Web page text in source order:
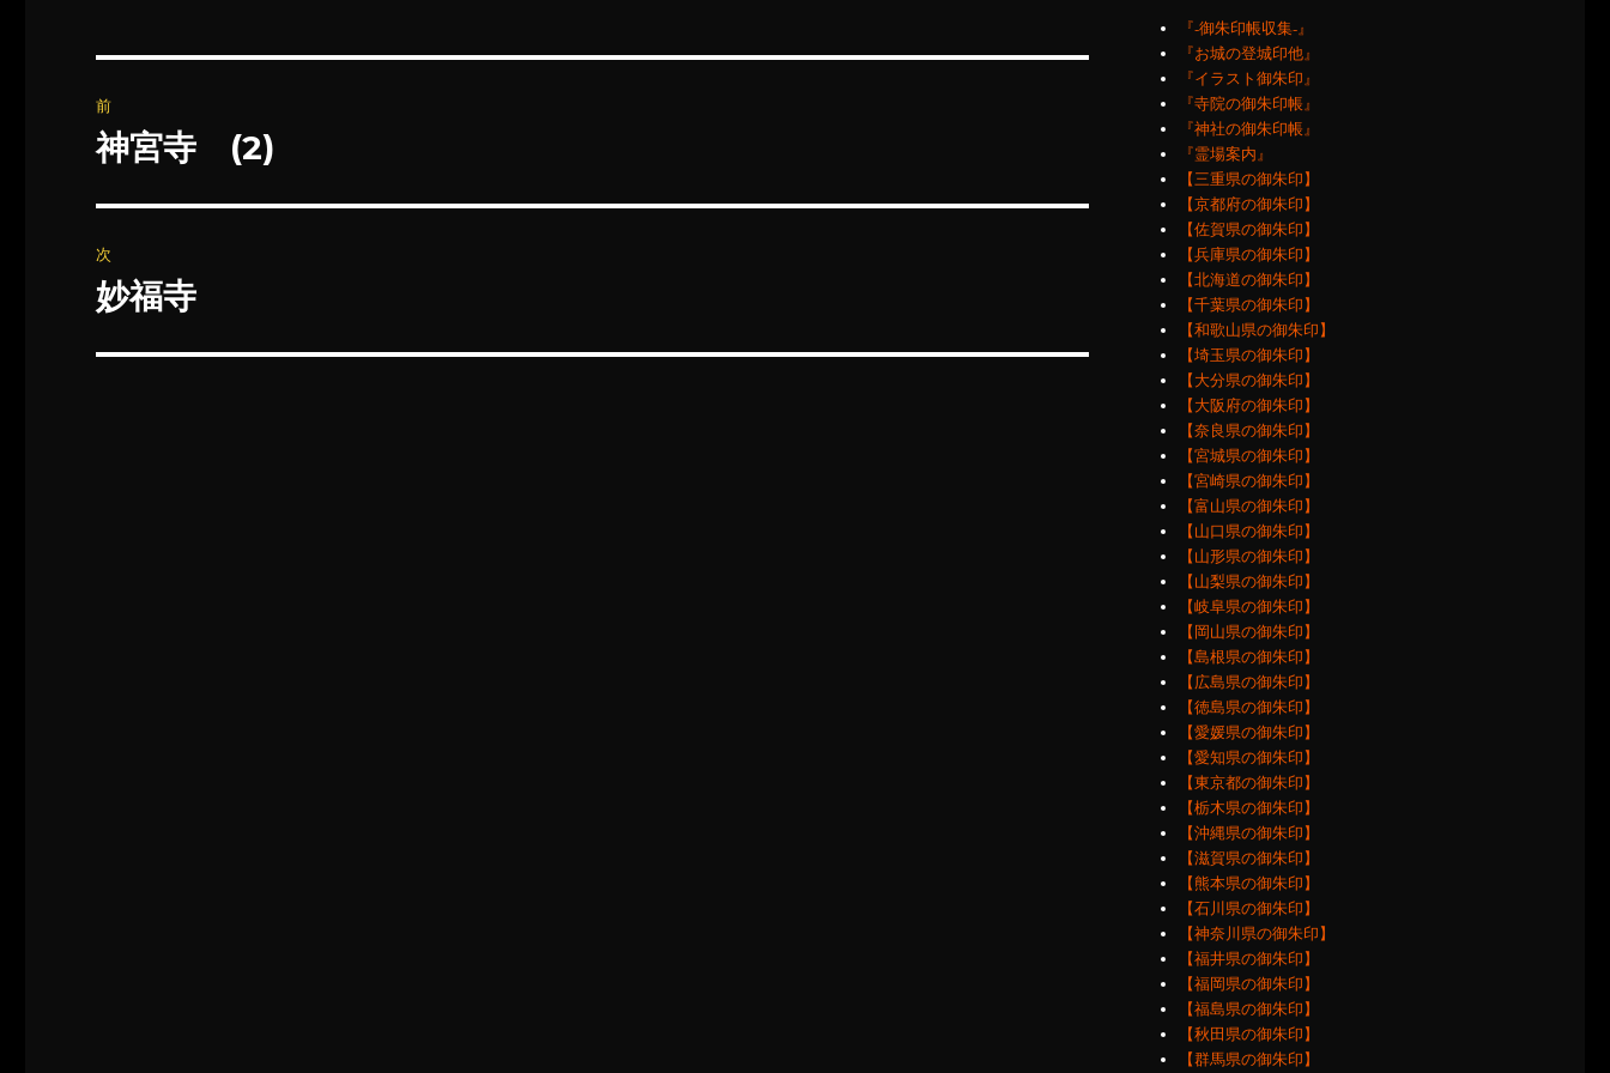
稿
ゲ
前
前
投
稿:
神宮寺 (2)
次
次
投
妙福寺
『‐御朱印帳収集‐』
『お城の登城印他』
『イラスト御朱印』
『寺院の御朱印帳』
『神社の御朱印帳』
『霊場案内』
【三重県の御朱印】
【京都府の御朱印】
【佐賀県の御朱印】
【兵庫県の御朱印】
【北海道の御朱印】
【千葉県の御朱印】
【和歌山県の御朱印】
【埼玉県の御朱印】
【大分県の御朱印】
【大阪府の御朱印】
【奈良県の御朱印】
【宮城県の御朱印】
【宮崎県の御朱印】
【富山県の御朱印】
【山口県の御朱印】
【山形県の御朱印】
【山梨県の御朱印】
【岐阜県の御朱印】
【岡山県の御朱印】
【島根県の御朱印】
【広島県の御朱印】
【徳島県の御朱印】
【愛媛県の御朱印】
【愛知県の御朱印】
【東京都の御朱印】
【栃木県の御朱印】
【沖縄県の御朱印】
【滋賀県の御朱印】
【熊本県の御朱印】
【石川県の御朱印】
【神奈川県の御朱印】
【福井県の御朱印】
【福岡県の御朱印】
【福島県の御朱印】
【秋田県の御朱印】
【群馬県の御朱印】